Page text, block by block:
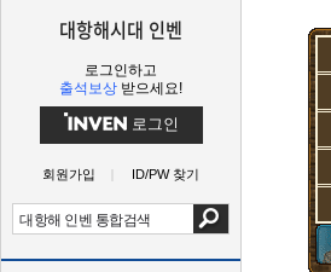
대항해시대 인벤
로그인하고
출석보상 받으세요!
로그인
회원가입 ID/PW 찾기